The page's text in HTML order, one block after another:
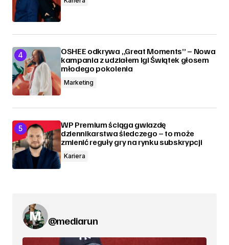
OSHEE odkrywa „Great Moments” – Nowa
kampania z udziałem Igi Świątek głosem
młodego pokolenia
Marketing
WP Premium ściąga gwiazdę
dziennikarstwa śledczego – to może
zmienić reguły gry na rynku subskrypcji
Kariera
@mediarun